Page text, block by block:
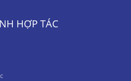
HỢP TÁC